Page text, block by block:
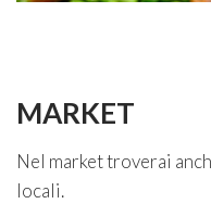
MARKET
Nel market troverai
locali.